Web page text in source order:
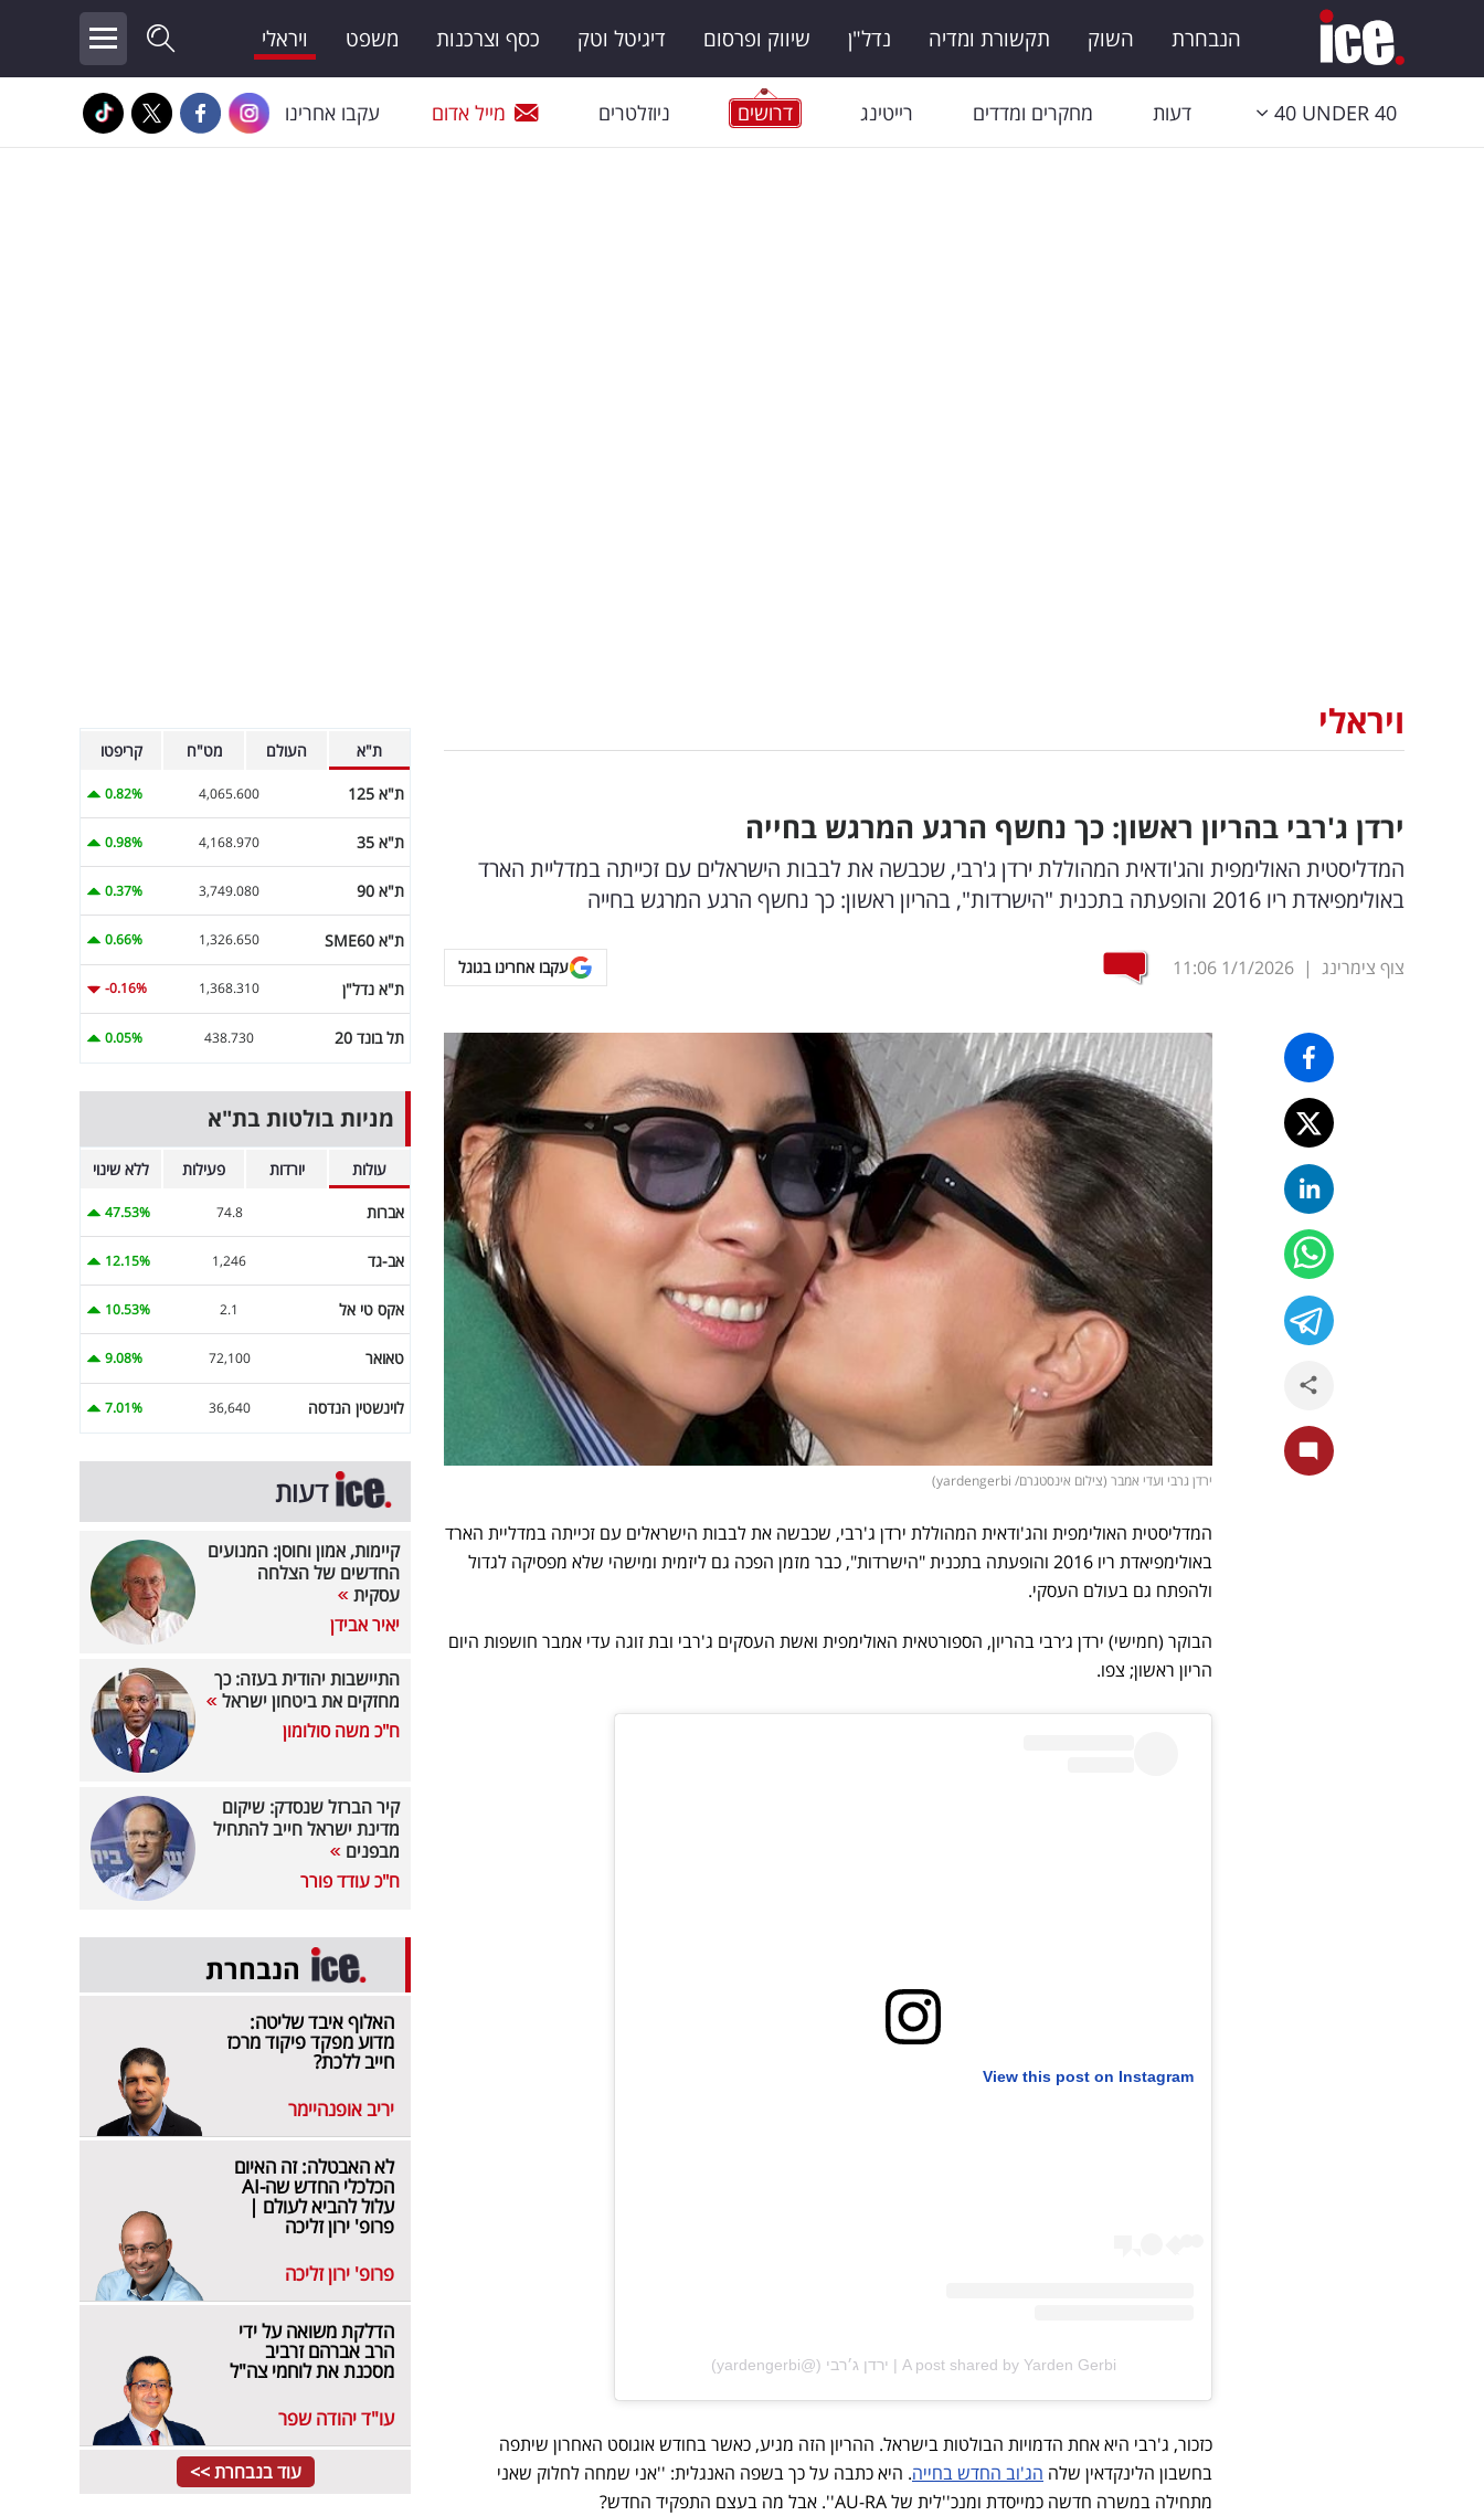
הנבחרת השוק תקשורת ומדיה נדל"ן שיווק ופרסום דיגיטל וטק כסף וצרכנות משפט ויראלי
40 UNDER 40 דעות מחקרים ומדדים רייטינג דרושים ניוזלטרים מייל אדום עקבו אחרינו
ויראלי
ירדן ג'רבי בהריון ראשון: כך נחשף הרגע המרגש בחייה
המדליסטית האולימפית והג'ודאית המהוללת ירדן ג'רבי, שכבשה את לבבות הישראלים עם זכייתה במדליית הארד
באולימפיאדת ריו 2016 והופעתה בתכנית "הישרדות", בהריון ראשון: כך נחשף הרגע המרגש בחייה
צוף צימרינג |
1/1/2026
11:06 עקבו אחרינו בגוגל
ירדן גרבי ועדי אמבר (צילום אינסטגרם/ yardengerbi)
המדליסטית האולימפית והג'ודאית המהוללת ירדן ג'רבי, שכבשה את לבבות הישראלים עם זכייתה במדליית הארד
באולימפיאדת ריו 2016 והופעתה בתכנית "הישרדות", כבר מזמן הפכה גם ליזמית ומישהי שלא מפסיקה לגדול
ולהפתח גם בעולם העסקי.
הבוקר (חמישי) ירדן ג׳רבי בהריון, הספורטאית האולימפית ואשת העסקים ג'רבי ובת זוגה עדי אמבר חושפות היום
הריון ראשון; צפו.
View this post on Instagram
A post shared by Yarden Gerbi | ירדן ג׳רבי (@yardengerbi)
כזכור, ג'רבי היא אחת הדמויות הבולטות בישראל. ההריון הזה מגיע, כאשר בחודש אוגוסט האחרון שיתפה
בחשבון הלינקדאין שלה הג'וב החדש בחייה. היא כתבה על כך בשפה האנגלית: ''אני שמחה לחלוק שאני
מתחילה במשרה חדשה כמייסדת ומנכ''לית של AU-RA''. אבל מה בעצם התפקיד החדש?
ת"א העולם מט"ח קריפטו
ת"א 125 4,065.600
0.82%
ת"א 35 4,168.970
0.98%
ת"א 90 3,749.080
0.37%
ת"א SME60 1,326.650
0.66%
ת"א נדל"ן 1,368.310
-0.16%
תל בונד 20 438.730
0.05%
מניות בולטות בת"א
עולות יורדות פעילות ללא שינוי
אברות 74.8
47.53%
אב-גד 1,246
12.15%
אקס טי אל 2.1
10.53%
טאואר 72,100
9.08%
לוינשטין הנדסה 36,640
7.01%
דעות
קיימות, אמון וחוסן: המנועים
החדשים של הצלחה
עסקית
יאיר אבידן
התיישבות יהודית בעזה: כך
מחזקים את ביטחון ישראל
ח"כ משה סולומון
קיר הברזל שנסדק: שיקום
מדינת ישראל חייב להתחיל
מבפנים
ח"כ עודד פורר
הנבחרת
האלוף איבד שליטה:
מדוע מפקד פיקוד מרכז
חייב ללכת?
יריב אופנהיימר
לא האבטלה: זה האיום
הכלכלי החדש שה-AI
עלול להביא לעולם |
פרופ' ירון זליכה
פרופ' ירון זליכה
הדלקת משואה על ידי
הרב אברהם זרביב
מסכנת את לוחמי צה"ל
עו"ד יהודה שפר
עוד בנבחרת >>